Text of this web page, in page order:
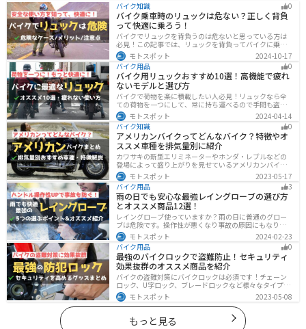
バイク知識 0
バイク乗車時のリュックは危ない？正しく背負
って快適に乗ろう！
バイクでリュックを背負うのは危ないと思っている方は
必見！この記事では、リュックを背負ってバイクに乗る
リスクと、安全な方法を紹介しています。実は、荷物の
量や配置を工夫することで、安全にリュックを使用する
ことが可能です。この記事を読めば、バイク乗車時にリ
ュックを安全に使う方法がわかります。
モトスポット
2024-10-17
バイク用品
0
バイク用リュックおすすめ10選！高機能で疲れ
ないモデルと選び方
バイクで荷物を楽に積載したい人必見！リュックなら全
ての荷物を一つにして、常に持ち運べるので手間も盗ま
れる心配もありません。腰や肩の負担を軽減して通勤通
学・ツーリングを快適にできるオススメリュックを紹介
します。
モトスポット
2024-04-14
バイク知識
0
アメリカンバイクってどんなバイク？特徴やオ
ススメ車種を排気量別に紹介
カワサキの新型エリミネーターやホンダ・レブルなどの
登場によって盛り上がりを見せているアメリカンバイ
ク。スタイリッシュに乗れることはもちろん、ツーリン
グや通学通勤もこなせるアメリカンバイクの特徴や、オ
ススメの車種についてご紹介します！
モトスポット
2023-05-17
バイク用品
3
雨の日でも安心な最強レイングローブの選び方
とオススメ商品12選！
レイングローブ使っていますか？雨の日に普通のグロー
ブは危険です。操作性が悪くなり事故の原因にもなりま
す。安全と快適に運転するためにもしっかりとしたレイ
ングローブを準備しておきましょう。この記事ではレイ
ングローブの選び方とオススメを紹介します。
モトスポット
2024-02-23
バイク用品
0
最強のバイクロックで盗難防止！セキュリティ
効果抜群のオススメ商品を紹介
バイクの盗難対策にバイクロックは必須です！チェーン
ロック、U字ロック、ブレードロックなど様々なタイプが
あるので自分の用途に合った使いやすいものを選びまし
ょう。この記事ではバイクロックの種類と特徴、それぞ
れ最強の商品を紹介します。
モトスポット 2023-05-08
もっと見る